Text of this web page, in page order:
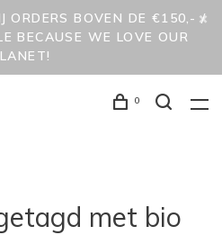
ORDERS BOVEN DE €150,- /
BECAUSE WE LOVE OUR
0
met bio